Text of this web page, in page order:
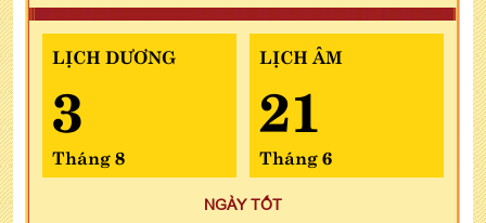
LỊCH DƯƠNG
3
Tháng 8
LỊCH ÂM
21
Tháng 6
NGÀY TỐT